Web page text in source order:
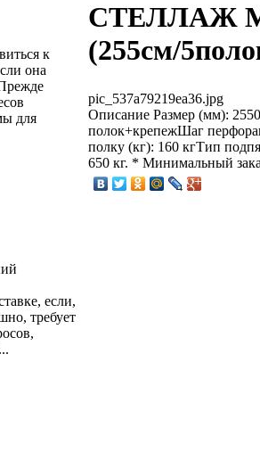
к
она
для
если,
требует
СТЕЛЛАЖ
(255см/
pic_537a79219ea36.jpg
Описание Размер (мм):
полок+крепежШаг
полку (кг): 160 кгТип
650 кг. * Минимальный